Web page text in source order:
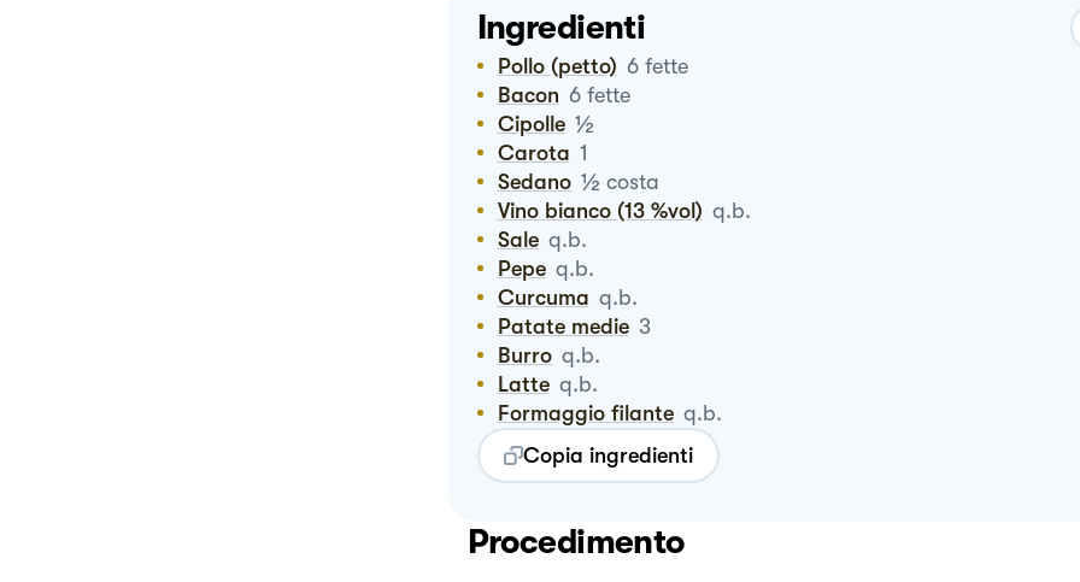
Ingredienti
Pollo (petto) 6 fette
Bacon 6 fette
Cipolle ½
Carota 1
Sedano ½ costa
Vino bianco (13 %vol) q.b.
Sale q.b.
Pepe q.b.
Curcuma q.b.
Patate medie 3
Burro q.b.
Latte q.b.
Formaggio filante q.b.
Copia ingredienti
Procedimento